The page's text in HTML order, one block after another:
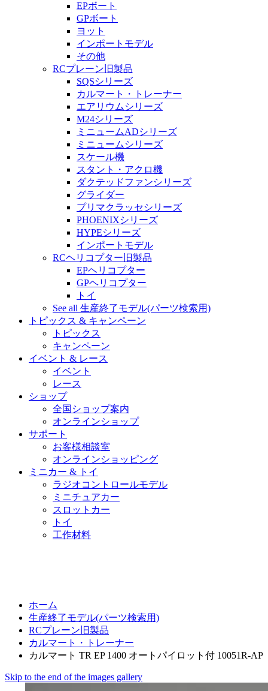
EPボート
GPボート
ヨット
インポートモデル
その他
RCプレーン旧製品
SQSシリーズ
カルマート・トレーナー
エアリウムシリーズ
M24シリーズ
ミニュームADシリーズ
ミニュームシリーズ
スケール機
スタント・アクロ機
ダクテッドファンシリーズ
グライダー
プリマクラッセシリーズ
PHOENIXシリーズ
HYPEシリーズ
インポートモデル
RCヘリコプター旧製品
EPヘリコプター
GPヘリコプター
トイ
See all 生産終了モデル(パーツ検索用)
トピックス & キャンペーン
トピックス
キャンペーン
イベント & レース
イベント
レース
ショップ
全国ショップ案内
オンラインショップ
サポート
お客様相談室
オンラインショッピング
ミニカー & トイ
ラジオコントロールモデル
ミニチュアカー
スロットカー
トイ
工作材料
ホーム
生産終了モデル(パーツ検索用)
RCプレーン旧製品
カルマート・トレーナー
カルマート TR EP 1400 オートパイロット付 10051R-AP
Skip to the end of the images gallery